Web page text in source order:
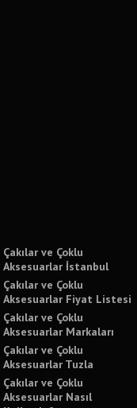
Çakılar ve Çoklu
Aksesuarlar İstanbul
Çakılar ve Çoklu
Aksesuarlar Fiyat Listesi
Çakılar ve Çoklu
Aksesuarlar Markaları
Çakılar ve Çoklu
Aksesuarlar Tuzla
Çakılar ve Çoklu
Aksesuarlar Nasıl